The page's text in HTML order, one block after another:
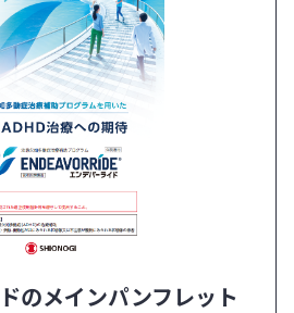
のメインパンフレット